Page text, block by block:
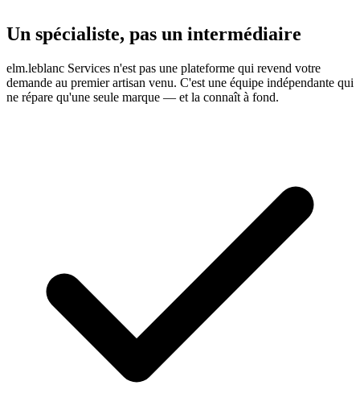
Un spécialiste, pas un intermédiaire
elm.leblanc Services n'est pas une plateforme qui revend votre
demande au premier artisan venu. C'est une équipe indépendante qui
ne répare qu'une seule marque — et la connaît à fond.